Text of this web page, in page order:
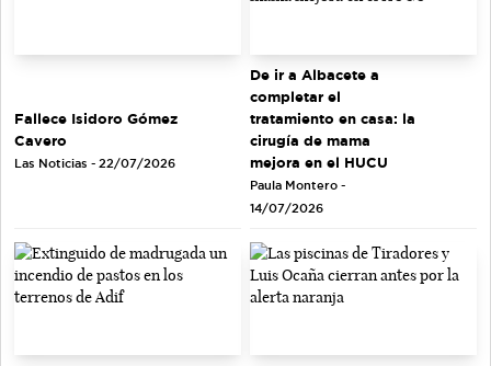
Fallece Isidoro Gómez
Cavero
Las Noticias - 22/07/2026
De ir a Albacete a
completar el
tratamiento en casa: la
cirugía de mama
mejora en el HUCU
Paula Montero -
14/07/2026